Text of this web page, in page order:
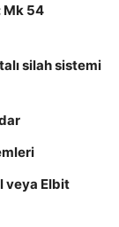
Mk 54
silah sistemi
veya Elbit